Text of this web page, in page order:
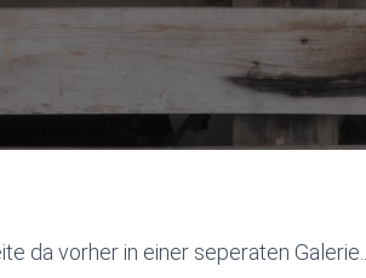
da vorher in einer seperaten Galerie..